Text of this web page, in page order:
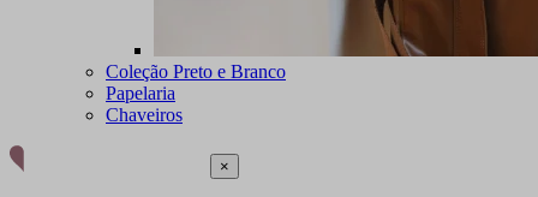
Coleção Preto e Branco
Papelaria
Chaveiros
×